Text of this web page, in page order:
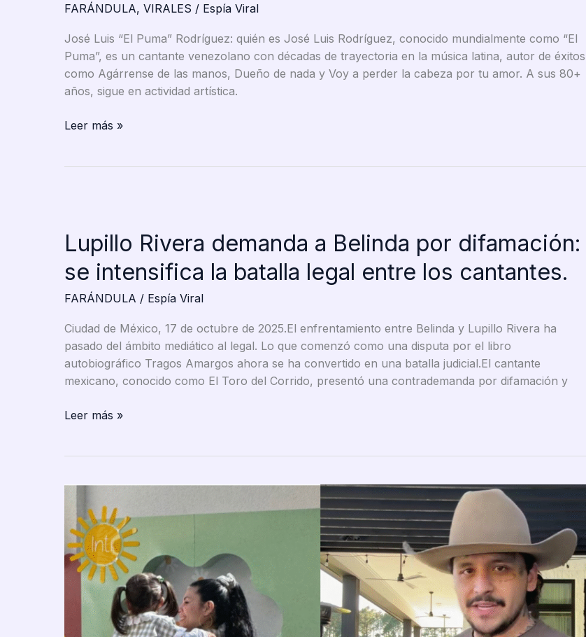
pedos”
FARÁNDULA, VIRALES / Espía Viral
José Luis “El Puma” Rodríguez: quién es José Luis Rodríguez, conocido mundialmente como “El
Puma”, es un cantante venezolano con décadas de trayectoria en la música latina, autor de éxitos
como Agárrense de las manos, Dueño de nada y Voy a perder la cabeza por tu amor. A sus 80+
años, sigue en actividad artística.
Por
Puma”
Rodríguez:
así
fue
altercado
en
pleno
vuelo
Leer más »
Lupillo Rivera demanda a Belinda por difamación:
se intensifica la batalla legal entre los cantantes.
FARÁNDULA / Espía Viral
Ciudad de México, 17 de octubre de 2025.El enfrentamiento entre Belinda y Lupillo Rivera ha
pasado del ámbito mediático al legal. Lo que comenzó como una disputa por el libro
autobiográfico Tragos Amargos ahora se ha convertido en una batalla judicial.El cantante
mexicano, conocido como El Toro del Corrido, presentó una contrademanda por difamación y
Lupillo
Belinda
por
difamación:
se
intensifica
la
batalla
legal
entre
Leer más »